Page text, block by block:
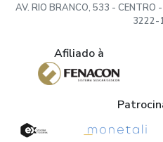
AV. RIO BRANCO, 533 - CENTRO
3222-
Afiliado à